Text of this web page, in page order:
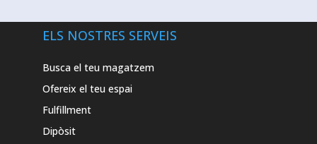
ELS NOSTRES SERVEIS
Busca el teu magatzem
Ofereix el teu espai
Fulfillment
Dipòsit